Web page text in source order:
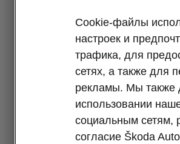
Light &
Cookie-файлы
настроек и
трафика, для
сетях, а также для
рекламы. Мы также
использовании
социальным сетям,
согласие Škoda